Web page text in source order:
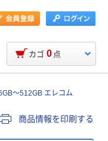
カゴ 0 点
～512GB エレコム
商品情報を印刷する